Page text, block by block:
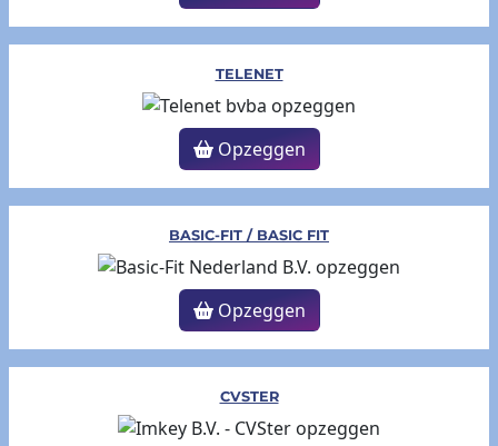
TELENET
Opzeggen
BASIC-FIT / BASIC FIT
Opzeggen
CVSTER